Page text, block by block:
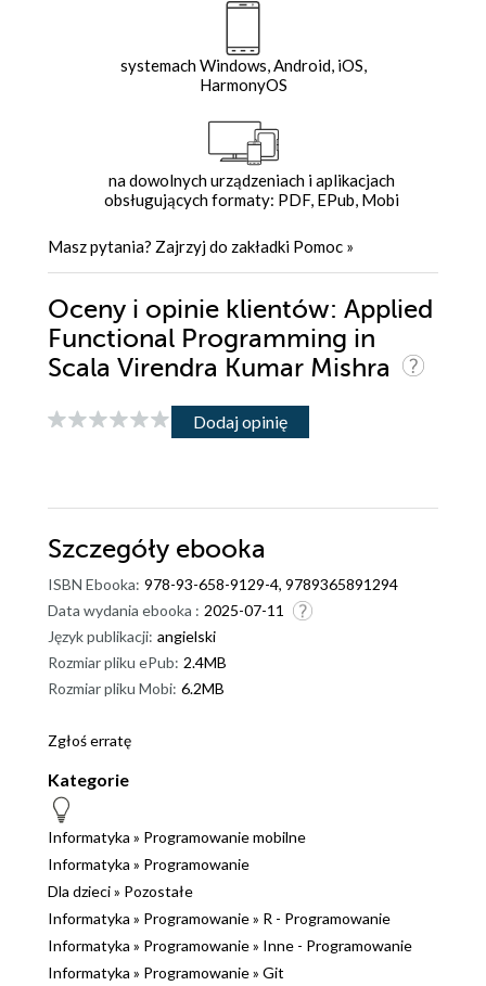
systemach Windows, Android, iOS,
HarmonyOS
na dowolnych urządzeniach i aplikacjach
obsługujących formaty: PDF, EPub, Mobi
Masz pytania? Zajrzyj do zakładki Pomoc »
Oceny i opinie klientów: Applied
Functional Programming in
Scala Virendra Kumar Mishra
Dodaj opinię
Szczegóły ebooka
ISBN Ebooka: 978-93-658-9129-4, 9789365891294
Data wydania ebooka : 2025-07-11
Język publikacji: angielski
Rozmiar pliku ePub: 2.4MB
Rozmiar pliku Mobi: 6.2MB
Zgłoś erratę
Kategorie
Informatyka » Programowanie mobilne
Informatyka » Programowanie
Dla dzieci» Pozostałe
Informatyka » Programowanie» R - Programowanie
Informatyka » Programowanie» Inne - Programowanie
Informatyka » Programowanie» Git